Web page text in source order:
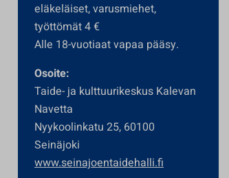
eläkeläiset, varusmiehet,
työttömät 4 €
Alle 18-vuotiaat vapaa pääsy.
Osoite:
Taide- ja kulttuurikeskus Kalevan
Navetta
Nyykoolinkatu 25, 60100
Seinäjoki
www.seinajoentaidehalli.fi